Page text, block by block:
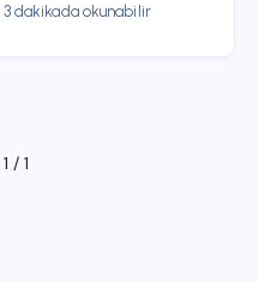
3 dakikada okunabilir
/ 1